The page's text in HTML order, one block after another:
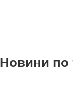
Новини по